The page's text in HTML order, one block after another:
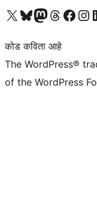
आमच्या X (एक्स) (पूर्वीचे ट्विटर) खात्याला भेट द्या आमच्या ब्लूस्की खात्याला भेट द्या.आमच्या Mastodon खात्याला भेट द्या.आमच्या थ्रेड्स खात्याला भेट द्या. आमच्या फेसबुक पेजला भेट द्या आमच्या इंस्टाग्राम खात्याला भेट द्या आमच्या
कोड कविता आहे
The WordPress®
of the WordPress